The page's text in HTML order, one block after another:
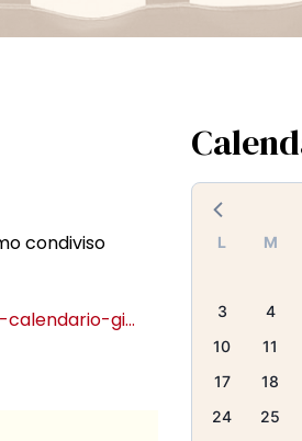
condiviso
calendario-gi…
L M
3
4
10
11
17
18
24
25